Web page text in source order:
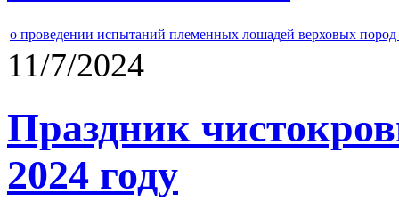
о проведении испытаний племенных лошадей верховых
11/7/2024
Праздник
2024 году